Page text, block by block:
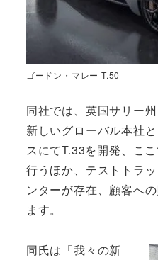
ゴードン・マレー T.50
同社では、英国サリー
新しいグローバル本社
スにてT.33を開発、こ
行うほか、テストトラ
ンターが存在、顧客へ
ます。
同氏は「我々の新